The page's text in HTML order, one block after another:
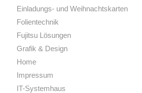
Einladungs- und Weihnachtskarten
Folientechnik
Fujitsu Lösungen
Grafik & Design
Home
Impressum
IT-Systemhaus